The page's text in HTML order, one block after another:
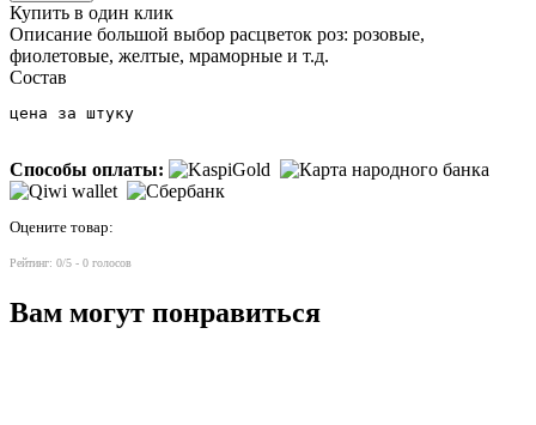
Купить в один клик
Описание большой выбор расцветок роз: розовые,
фиолетовые, желтые, мраморные и т.д.
Состав
цена за штуку
Способы оплаты:
Оцените товар:
Рейтинг: 0/5 - 0 голосов
Вам могут понравиться